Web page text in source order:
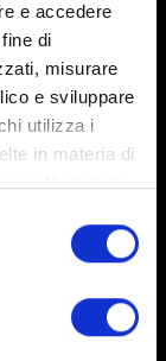
e accedere
di
misurare
e sviluppare
utilizza i
in materia di
qualsiasi
facendo clic
l'audio
alla